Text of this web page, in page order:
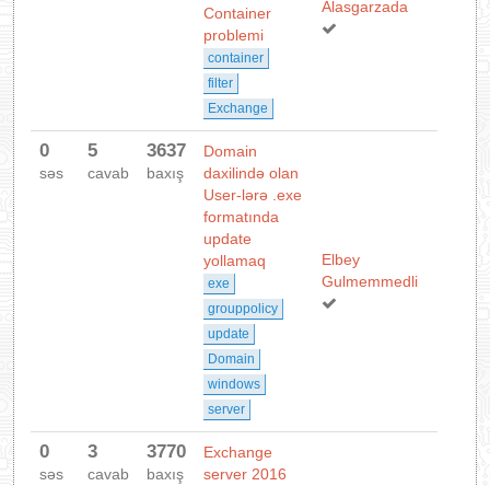
Container
problemi
container
filter
Exchange
Alasgarzada
0
səs
5
cavab
3637
baxış
Domain
daxilində olan
User-lərə .exe
formatında
update
yollamaq
exe
grouppolicy
update
Domain
windows
server
Elbey
Gulmemmedli
0
səs
3
cavab
3770
baxış
Exchange
server 2016